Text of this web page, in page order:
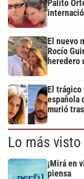
Palito
El nuevo
Rocío
heredero
El trágico
española
murió
Lo más visto
¡Mirá en
piensa